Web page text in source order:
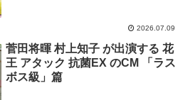
2026.07.09
菅田将暉 村上知子 が出演する 花
王 アタック 抗菌EX のCM 「ラス
ボス級」篇